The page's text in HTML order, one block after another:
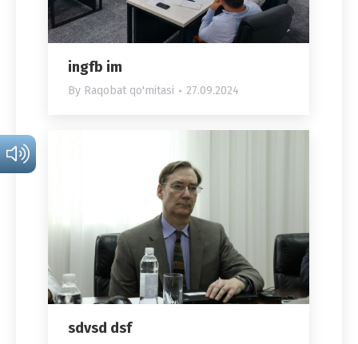
ingfb im
By Raqobat qo'mitasi 27.09.2024
sdvsd dsf